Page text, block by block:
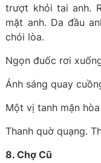
trượt khỏi tai anh.
mặt anh. Da đầu
chói lòa.
Ngọn đuốc rơi
Ánh sáng quay
Một vị tanh mặn
Thanh quờ quạng.
8. Chợ Cũ